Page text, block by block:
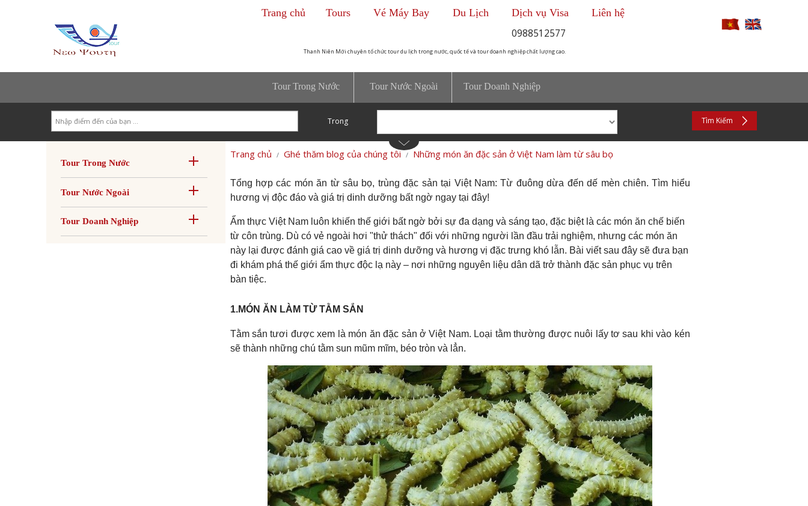
0988512577
Thanh Niên Mới chuyên tổ chức tour du lịch trong nước, quốc tế và tour doanh nghiệp chất lượng cao.
Trang chủ Tours Vé Máy Bay Du Lịch Dịch vụ Visa Liên hệ
Tour Trong Nước Tour Nước Ngoài Tour Doanh Nghiệp
Search
Trong Tìm Kiếm
Tour Trong Nước
Tour Nước Ngoài
Tour Doanh Nghiệp
Trang chủ Ghé thăm blog của chúng tôi Những món ăn đặc sản ở Việt Nam làm từ sâu bọ
Tổng hợp các món ăn từ sâu bọ, trùng đặc sản tại Việt Nam: Từ đuông dừa đến dế mèn chiên. Tìm hiểu
hương vị độc đáo và giá trị dinh dưỡng bất ngờ ngay tại đây!
Ẩm thực Việt Nam luôn khiến thế giới bất ngờ bởi sự đa dạng và sáng tạo, đặc biệt là các món ăn chế biến
từ côn trùng. Dù có vẻ ngoài hơi "thử thách" đối với những người lần đầu trải nghiệm, nhưng các món ăn
này lại được đánh giá cao về giá trị dinh dưỡng và hương vị đặc trưng khó lẫn. Bài viết sau đây sẽ đưa bạn
đi khám phá thế giới ẩm thực độc lạ này – nơi những nguyên liệu dân dã trở thành đặc sản phục vụ trên
bàn tiệc.
1.MÓN ĂN LÀM TỪ TẰM SẮN
Tằm sắn tươi được xem là món ăn đặc sản ở Việt Nam. Loại tằm thường được nuôi lấy tơ sau khi vào kén
sẽ thành những chú tằm sun mũm mĩm, béo tròn và lẳn.